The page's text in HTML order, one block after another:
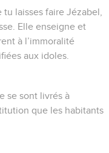
laisses faire Jézabel,
Elle enseigne et
à l’immoralité
aux idoles.
se sont livrés à
que les habitants